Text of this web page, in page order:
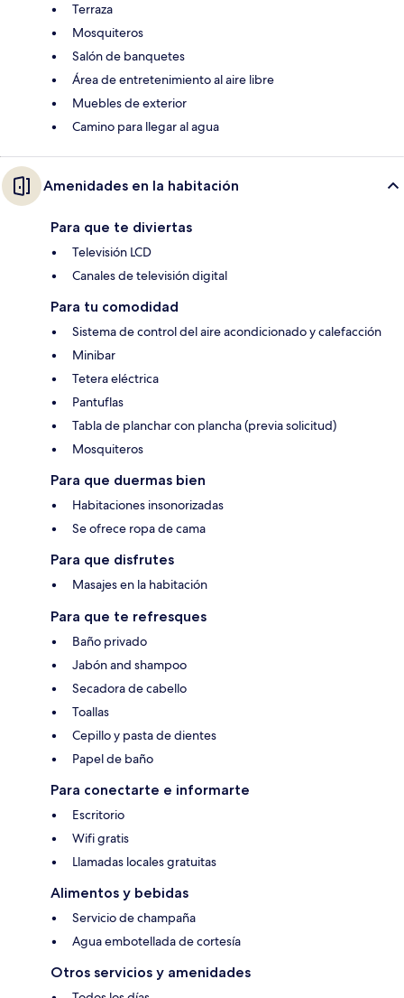
Terraza
Mosquiteros
Salón de banquetes
Área de entretenimiento al aire libre
Muebles de exterior
Camino para llegar al agua
Amenidades en la habitación
Para que te diviertas
Televisión LCD
Canales de televisión digital
Para tu comodidad
Sistema de control del aire acondicionado y calefacción
Minibar
Tetera eléctrica
Pantuflas
Tabla de planchar con plancha (previa solicitud)
Mosquiteros
Para que duermas bien
Habitaciones insonorizadas
Se ofrece ropa de cama
Para que disfrutes
Masajes en la habitación
Para que te refresques
Baño privado
Jabón and shampoo
Secadora de cabello
Toallas
Cepillo y pasta de dientes
Papel de baño
Para conectarte e informarte
Escritorio
Wifi gratis
Llamadas locales gratuitas
Alimentos y bebidas
Servicio de champaña
Agua embotellada de cortesía
Otros servicios y amenidades